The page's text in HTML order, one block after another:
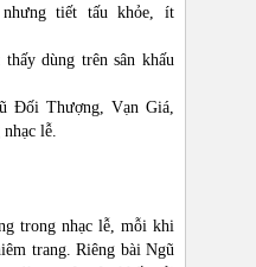
tiết tấu khỏe, ít
dùng trên sân khấu
Đối Thượng, Vạn Giá,
lễ.
trong nhạc lễ, mỗi khi
trang. Riêng bài Ngũ